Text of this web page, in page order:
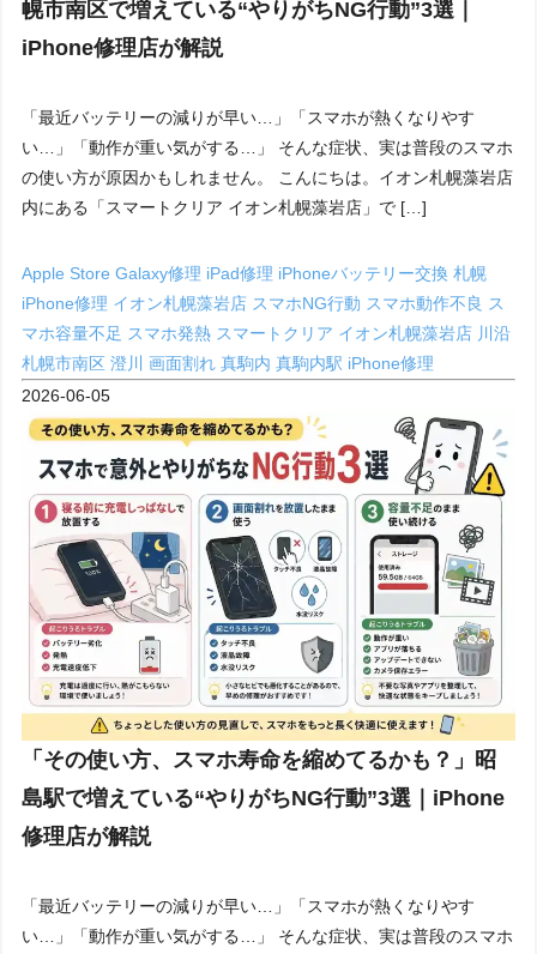
幌市南区で増えている“やりがちNG行動”3選｜
iPhone修理店が解説
「最近バッテリーの減りが早い…」「スマホが熱くなりやす
い…」「動作が重い気がする…」 そんな症状、実は普段のスマホ
の使い方が原因かもしれません。 こんにちは。イオン札幌藻岩店
内にある「スマートクリア イオン札幌藻岩店」で […]
Apple StoreGalaxy修理 iPad修理 iPhoneバッテリー交換 札幌
iPhone修理 イオン札幌藻岩店 スマホNG行動 スマホ動作不良 ス
マホ容量不足 スマホ発熱 スマートクリア イオン札幌藻岩店 川沿
札幌市南区澄川画面割れ真駒内真駒内駅 iPhone修理
2026-06-05
「その使い方、スマホ寿命を縮めてるかも？」昭
島駅で増えている“やりがちNG行動”3選｜iPhone
修理店が解説
「最近バッテリーの減りが早い…」「スマホが熱くなりやす
い…」「動作が重い気がする…」 そんな症状、実は普段のスマホ